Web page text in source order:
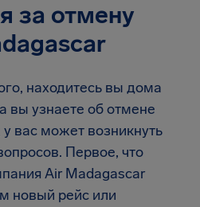
за отмену
находитесь вы дома
вы узнаете об отмене
вас может возникнуть
Первое, что
Air Madagascar
новый рейс или